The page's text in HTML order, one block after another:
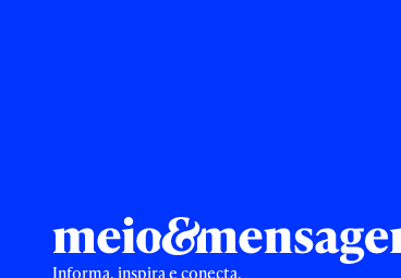
Informa, inspira e conecta.